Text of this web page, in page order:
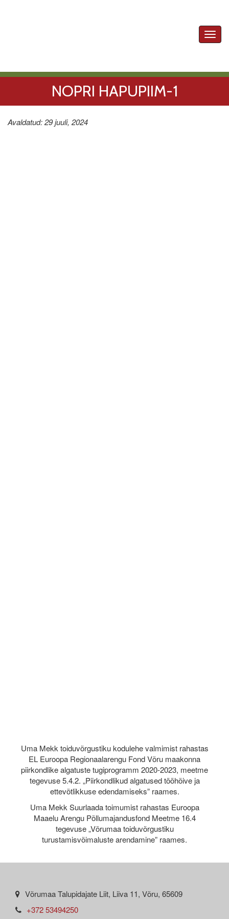
NOPRI HAPUPIIM-1
Avaldatud: 29 juuli, 2024
Uma Mekk toiduvõrgustiku kodulehe valmimist rahastas
EL Euroopa Regionaalarengu Fond Võru maakonna
piirkondlike algatuste tugiprogramm 2020-2023, meetme
tegevuse 5.4.2. „Piirkondlikud algatused tööhõive ja
ettevõtlikkuse edendamiseks” raames.
Uma Mekk Suurlaada toimumist rahastas Euroopa
Maaelu Arengu Põllumajandusfond Meetme 16.4
tegevuse „Võrumaa toiduvõrgustiku
turustamisvõimaluste arendamine” raames.
Võrumaa Talupidajate Liit, Liiva 11, Võru, 65609
+372 53494250